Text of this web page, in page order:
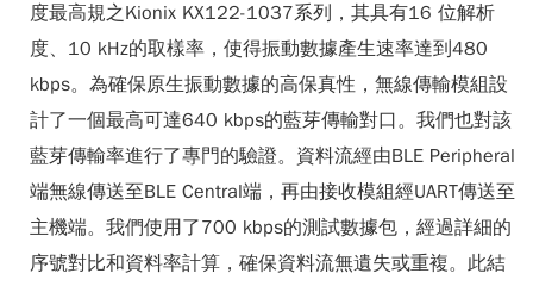
度最高規之Kionix KX122-1037系列，其具有16 位解析
度、10 kHz的取樣率，使得振動數據產生速率達到480
kbps。為確保原生振動數據的高保真性，無線傳輸模組設
計了一個最高可達640 kbps的藍芽傳輸對口。我們也對該
藍芽傳輸率進行了專門的驗證。資料流經由BLE Peripheral
端無線傳送至BLE Central端，再由接收模組經UART傳送至
主機端。我們使用了700 kbps的測試數據包，經過詳細的
序號對比和資料率計算，確保資料流無遺失或重複。此結